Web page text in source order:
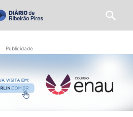
Publicidade